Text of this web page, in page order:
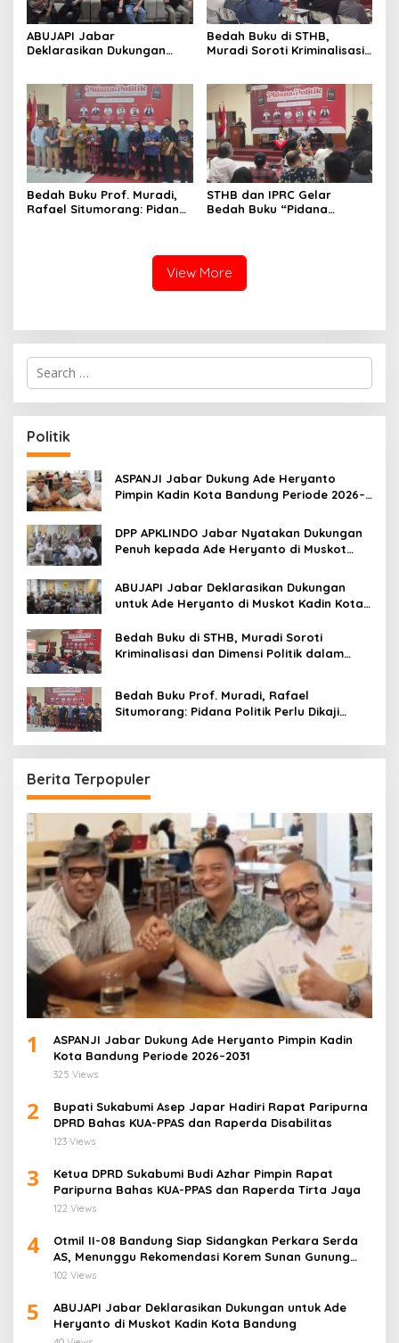
ABUJAPI Jabar
Deklarasikan Dukungan
Bandung
Bedah Buku di STHB,
Muradi Soroti Kriminalisasi
Bedah Buku Prof. Muradi,
Rafael Situmorang: Pidana
STHB dan IPRC Gelar
Bedah Buku “Pidana
View More
S
r
c
h
f
o
r
:
Politik
ASPANJI Jabar Dukung Ade Heryanto
Pimpin Kadin Kota Bandung Periode 2026–
DPP APKLINDO Jabar Nyatakan Dukungan
Penuh kepada Ade Heryanto di Muskot
ABUJAPI Jabar Deklarasikan Dukungan
untuk Ade Heryanto di Muskot Kadin Kota
Bedah Buku di STHB, Muradi Soroti
Kriminalisasi dan Dimensi Politik dalam
Bedah Buku Prof. Muradi, Rafael
Situmorang: Pidana Politik Perlu Dikaji
Berita Terpopuler
1
ASPANJI Jabar Dukung Ade Heryanto Pimpin Kadin
Kota Bandung Periode 2026–2031
325 Views
2
Bupati Sukabumi Asep Japar Hadiri Rapat Paripurna
DPRD Bahas KUA-PPAS dan Raperda Disabilitas
123 Views
3
Ketua DPRD Sukabumi Budi Azhar Pimpin Rapat
Paripurna Bahas KUA-PPAS dan Raperda Tirta Jaya
122 Views
4
Otmil II-08 Bandung Siap Sidangkan Perkara Serda
AS, Menunggu Rekomendasi Korem Sunan Gunung
Jati Cirebon
102 Views
5
ABUJAPI Jabar Deklarasikan Dukungan untuk Ade
Heryanto di Muskot Kadin Kota Bandung